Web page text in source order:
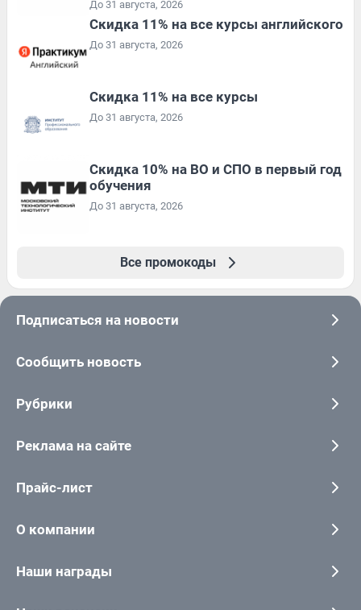
До 31 августа, 2026
Скидка 11% на все курсы английского
До 31 августа, 2026
Скидка 11% на все курсы
До 31 августа, 2026
Скидка 10% на ВО и СПО в первый год
обучения
До 31 августа, 2026
Все промокоды
Подписаться на новости
Сообщить новость
Рубрики
Реклама на сайте
Прайс-лист
О компании
Наши награды